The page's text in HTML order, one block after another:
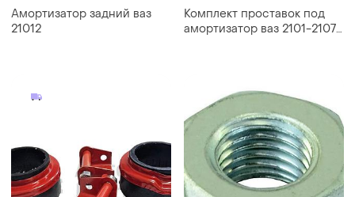
Амортизатор задний ваз
21012
Комплект проставок под
амортизатор ваз 2101-2107